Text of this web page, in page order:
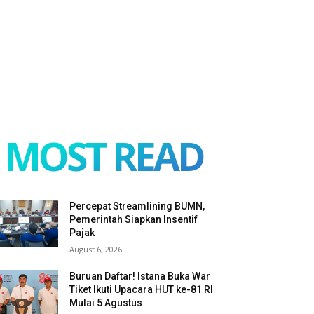
MOST READ
Percepat Streamlining BUMN,
Pemerintah Siapkan Insentif
Pajak
August 6, 2026
Buruan Daftar! Istana Buka War
Tiket Ikuti Upacara HUT ke-81 RI
Mulai 5 Agustus